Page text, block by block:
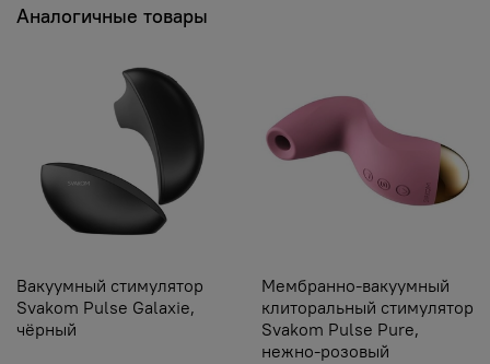
Аналогичные товары
Вакуумный стимулятор
Svakom Pulse Galaxie,
чёрный
Мембранно-вакуумный
клиторальный стимулятор
Svakom Pulse Pure,
нежно-розовый